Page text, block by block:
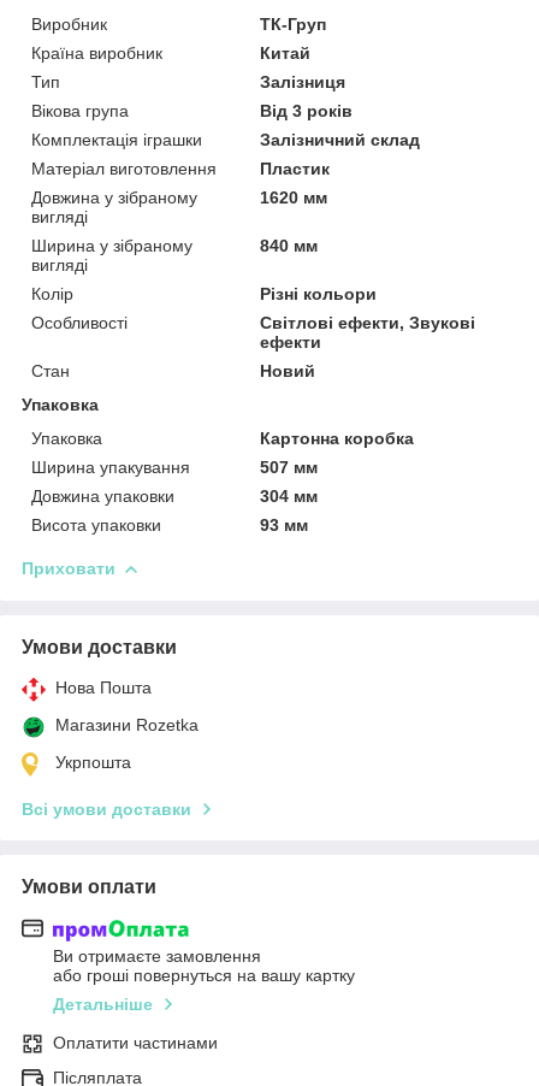
Виробник
ТК-Груп
Країна виробник
Китай
Тип
Залізниця
Вікова група
Від 3 років
Комплектація іграшки
Залізничний склад
Матеріал виготовлення
Пластик
Довжина у зібраному
вигляді
1620 мм
Ширина у зібраному
вигляді
840 мм
Колір
Різні кольори
Особливості
Світлові ефекти, Звукові
ефекти
Стан
Новий
Упаковка
Упаковка
Картонна коробка
Ширина упакування
507 мм
Довжина упаковки
304 мм
Висота упаковки
93 мм
Приховати
Умови доставки
Нова Пошта
Магазини Rozetka
Укрпошта
Всі умови доставки
Умови оплати
Ви отримаєте замовлення
або гроші повернуться на вашу картку
Детальніше
Оплатити частинами
Післяплата